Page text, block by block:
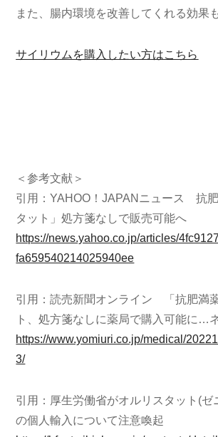
また、腸内環境を改善してくれる効果
サイリウムを購入したい方はこちら
＜参考文献＞
引用：YAHOO！JAPANニュース 抗
タット」処方箋なしで販売可能へ
https://news.yahoo.co.jp/articles/
fa659540214025940ee
引用：読売新聞オンライン 「抗肥満
ト、処方箋なしに薬局で購入可能に…
https://www.yomiuri.co.jp/medical/
3/
引用：厚生労働省がオルリスタット(ゼ
の個人輸入について注意喚起